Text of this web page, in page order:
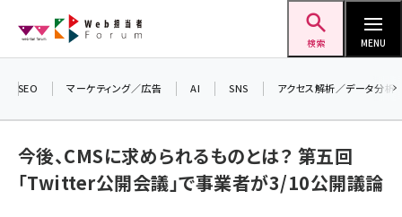
ン
検索 MENU
SEO マーケティング／広告 AI SNS アクセス解析／データ分析
今後、CMSに求められるものとは？ 第五回
「Twitter公開会議」で事業者が3/10公開議論▼ア